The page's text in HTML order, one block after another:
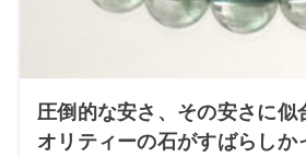
圧倒的な安さ、その安さに似
オリティーの石がすばらしか